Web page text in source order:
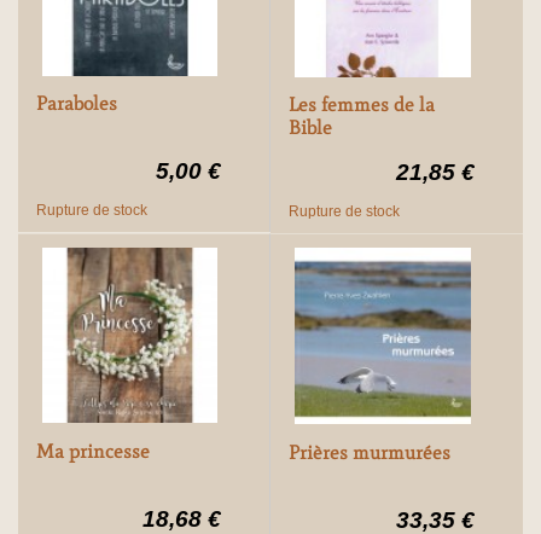
Paraboles
5,00 €
Rupture de stock
Les femmes de la
Bible
21,85 €
Rupture de stock
Ma princesse
18,68 €
Prières murmurées
33,35 €